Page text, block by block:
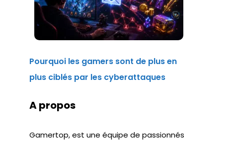
Pourquoi les gamers sont de plus en
plus ciblés par les cyberattaques
A propos
Gamertop, est une équipe de passionnés